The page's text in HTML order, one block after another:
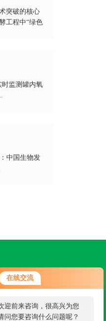
在线交流
迎前来咨询，很高兴为您
问您要咨询什么问题呢？
突破的核心
工程中“绿色
时监测罐内氧
中国生物发
系我们